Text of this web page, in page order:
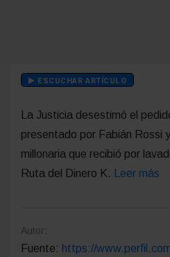
ESCUCHAR ARTÍCULO
La Justicia desestimó el
presentado por Fabián Rossi
millonaria que recibió por
Ruta del Dinero K.
Leer más
Autor:
Fuente: https://